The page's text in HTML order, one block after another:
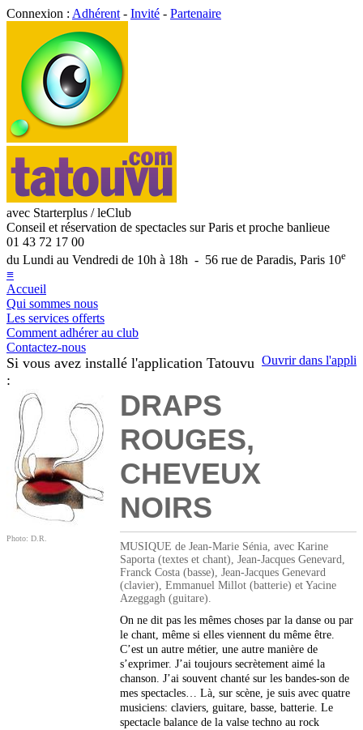
Connexion : Adhérent - Invité - Partenaire
avec Starterplus / leClub
Conseil et réservation de spectacles sur Paris et proche banlieue
01 43 72 17 00
du Lundi au Vendredi de 10h à 18h - 56 rue de Paradis, Paris 10e
≡
Accueil
Qui sommes nous
Les services offerts
Comment adhérer au club
Contactez-nous
Ouvrir dans l'appli
Si vous avez installé l'application Tatouvu
:
Photo: D.R.
DRAPS
ROUGES,
CHEVEUX
NOIRS
MUSIQUE de Jean-Marie Sénia, avec Karine
Saporta (textes et chant), Jean-Jacques Genevard,
Franck Costa (basse), Jean-Jacques Genevard
(clavier), Emmanuel Millot (batterie) et Yacine
Azeggagh (guitare).
On ne dit pas les mêmes choses par la danse ou par
le chant, même si elles viennent du même être.
C’est un autre métier, une autre manière de
s’exprimer. J’ai toujours secrètement aimé la
chanson. J’ai souvent chanté sur les bandes-son de
mes spectacles… Là, sur scène, je suis avec quatre
musiciens: claviers, guitare, basse, batterie. Le
spectacle balance de la valse techno au rock